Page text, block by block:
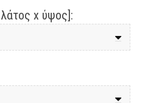
x ύψος]: